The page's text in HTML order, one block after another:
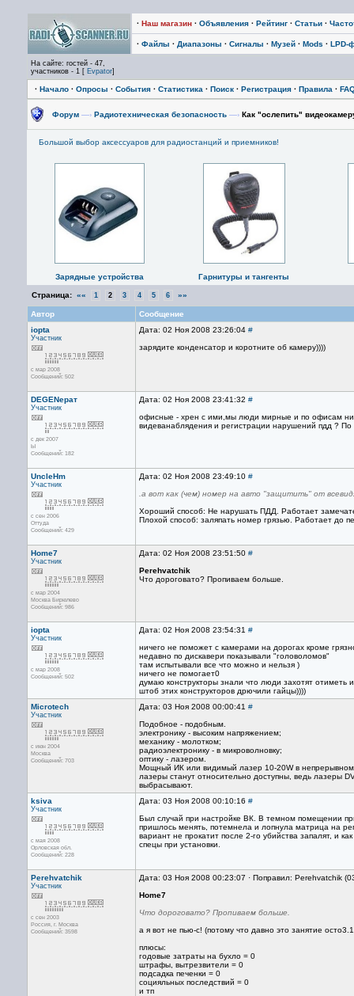
· Наш магазин · Объявления · Рейтинг · Статьи ·
· Файлы · Диапазоны · Сигналы · Музей · Mods · LPD-
На сайте: гостей - 47,
участников - 1 [ Evpator]
· Начало · Опросы · События · Статистика · Поиск · Регистрация · Правила ·
Форум —› Радиотехническая безопасность —› Как "ослепить"
Большой выбор аксессуаров для радиостанций и приемников!
Зарядные устройства Гарнитуры и тангенты
Страница: «« 1 2 3 4 5 6 »»
Автор
Сообщение
iopta
Участник
с мар 2008
Сообщений: 502
Дата: 02 Ноя 2008 23:26:04 #
зарядите конденсатор и коротните об камеру))))
DEGENерат
Участник
с дек 2007
Ы
Сообщений: 182
Дата: 02 Ноя 2008 23:41:32 #
офисные - хрен с ими,мы люди мирные и по офисам
видеванаблядения и регистрации нарушений пдд ? По
UncleHm
Участник
с сен 2006
Оттуда
Сообщений: 429
Дата: 02 Ноя 2008 23:49:10 #
.а вот как (чем) номер на авто "защитить" от
Хороший способ: Не нарушать ПДД. Работает
Плохой способ: заляпать номер грязью. Работает до
Home7
Участник
с мар 2004
Москва Бирюлево
Сообщений: 986
Дата: 02 Ноя 2008 23:51:50 #
Perehvatchik
Что дороговато? Пропиваем больше.
iopta
Участник
с мар 2008
Сообщений: 502
Дата: 02 Ноя 2008 23:54:31 #
ничего не поможет с камерами на дорогах кроме
недавно по дискавери показывали "головоломов"
там испытывали все что можно и нельзя )
ничего не помогает0
думаю конструкторы знали что люди захотят отиметь
штоб этих конструкторов дрючили гайцы))))
Microtech
Участник
с июн 2004
Москва
Сообщений: 703
Дата: 03 Ноя 2008 00:00:41 #
Подобное - подобным.
электронику - высоким напряжением;
механику - молотком;
радиоэлектронику - в микроволновку;
оптику - лазером.
Мощный ИК или видимый лазер 10-20W в непрерывном
лазеры станут относительно доступны, ведь лазеры
выбрасывают.
ksiva
Участник
с мая 2008
Орловская обл.
Сообщений: 228
Дата: 03 Ноя 2008 00:10:16 #
Был случай при настройке ВК. В темном помещении
пришлось менять, потемнела и лопнула матрица на
вариант не прокатит после 2-го убийства запалят, и
спецы при установки.
Perehvatchik
Участник
с сен 2003
Россия, г. Москва
Сообщений: 3598
Дата: 03 Ноя 2008 00:23:07 · Поправил: Perehvatchik
Home7
Что дороговато? Пропиваем больше.
а я вот не пью-с! (потому что давно это занятие
плюсы:
годовые затраты на бухло = 0
штрафы, вытрезвители = 0
подсадка печенки = 0
социяльных последствий = 0
и тп